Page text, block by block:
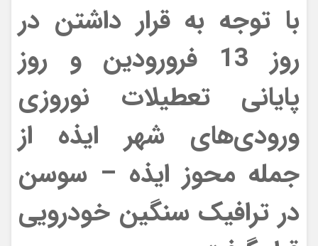
با توجه به قرار داشتن در
روز 13 فرورودین و روز
پایانی تعطیلات نوروزی
ورودی‌های شهر ایذه از
جمله محوز ایذه – سوسن
در ترافیک سنگین خودرویی